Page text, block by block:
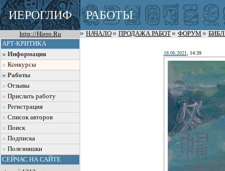
ИЕРОГЛИФ РАБОТЫ
http://Hiero.Ru НАЧАЛО ПРОДАЖА РАБОТ ФОРУМ
АРТ-КРИТИКА
Информация
Конкурсы
Работы
Отзывы
Прислать работу
Регистрация
Список авторов
Поиск
Подписка
Полезняшки
СЕЙЧАС НА САЙТЕ
18.06.2021 , 14:39